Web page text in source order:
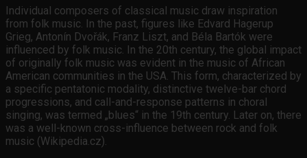
Individual composers of classical music draw inspiration
from folk music. In the past, figures like Edvard Hagerup
Grieg, Antonín Dvořák, Franz Liszt, and Béla Bartók were
influenced by folk music. In the 20th century, the global impact
of originally folk music was evident in the music of African
American communities in the USA. This form, characterized by
a specific pentatonic modality, distinctive twelve-bar chord
progressions, and call-and-response patterns in choral
singing, was termed „blues“ in the 19th century. Later on, there
was a well-known cross-influence between rock and folk
music (Wikipedia.cz).